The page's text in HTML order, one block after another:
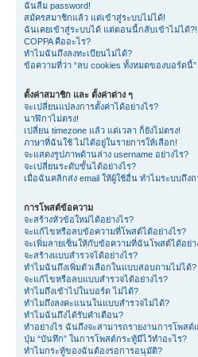
ฉันลืม password!
สมัครสมาชิกแล้ว แต่เข้าสู่ระบบไม่ได้!
ฉันเคยเข้าสู่ระบบได้ แต่ตอนนี้กลับเข้าไม่ได้?!
COPPA คืออะไร?
ทำไมฉันถึงลงทะเบียนไม่ได้?
ข้อความที่ว่า “ลบ cookies ทั้งหมดของบอร์ดนี้”
ตั้งค่าสมาชิก และ ตั้งค่าต่าง ๆ
จะเปลี่ยนแปลงการตั้งค่าได้อย่างไร?
นาฬิกาไม่ตรง!
เปลี่ยน timezone แล้ว แต่เวลา ก็ยังไม่ตรง!
ภาษาที่ฉันใช้ ไม่ได้อยู่ในรายการให้เลือก!
จะแสดงรูปภาพด้านล่าง username อย่างไร?
จะเปลี่ยนระดับขั้นได้อย่างไร?
เมื่อฉันคลิกส่ง email ให้ผู้ใช้อื่น ทำไมระบบถึง
การโพสต์ข้อความ
จะสร้างหัวข้อใหม่ได้อย่างไร?
จะแก้ไขหรือลบข้อความที่โพสต์ได้อย่างไร?
จะเพิ่มลายเซ็นให้กับข้อความที่ฉันโพสต์ได้อย่า
จะสร้างแบบสำรวจได้อย่างไร?
ทำไมฉันถึงเพิ่มตัวเลือกในแบบสอบถามไม่ได้?
จะแก้ไขหรือลบแบบสำรวจได้อย่างไร?
ทำไมถึงเข้าไปในบอร์ด ไม่ได้?
ทำไมถึงลงคะแนนในแบบสำรวจไม่ได้?
ทำไมฉันถึงได้รับคำเตือน?
ทำอย่างไร ฉันถึงจะสามารถรายงานการโพส
ปุ่ม “บันทึก” ในการโพสต์กระทู้มีไว้ทำอะไร?
ทำไมกระทู้ของฉันต้องรอการอนุมัติ?